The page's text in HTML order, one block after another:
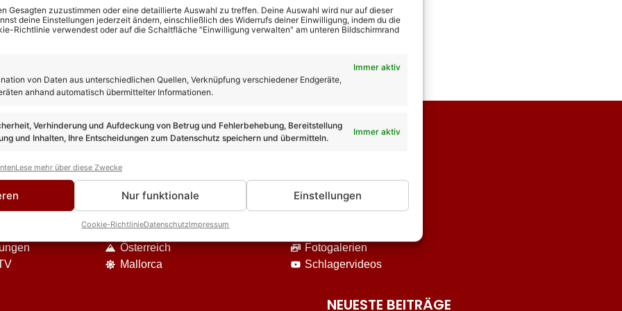
Gesagten zuzustimmen oder eine detaillierte Auswahl zu treffen. Deine Auswahl wird nur auf dieser
deine Einstellungen jederzeit ändern, einschließlich des Widerrufs deiner Einwilligung, indem du die
Richtlinie verwendest oder auf die Schaltfläche "Einwilligung verwalten" am unteren Bildschirmrand
Immer aktiv
von Daten aus unterschiedlichen Quellen, Verknüpfung verschiedener Endgeräte,
anhand automatisch übermittelter Informationen.
Verhinderung und Aufdeckung von Betrug und Fehlerbehebung, Bereitstellung
und Inhalten, Ihre Entscheidungen zum Datenschutz speichern und übermitteln.
Immer aktiv
Lese mehr über diese Zwecke
Nur funktionale Einstellungen
Cookie-RichtlinieDatenschutzImpressum
DIE VIELFALT UNSERES ANGEBOTES
Event-Berichte
Reisen
Österreich
Mallorca
Unterhaltung
Fotogalerien
Schlagervideos
NEUESTE BEITRÄGE